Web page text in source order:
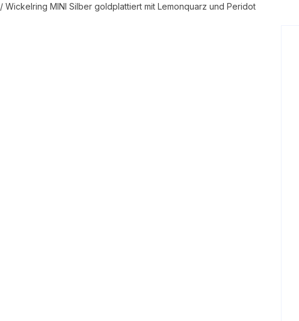
/ Wickelring MINI Silber goldplattiert mit Lemonquarz und Peridot